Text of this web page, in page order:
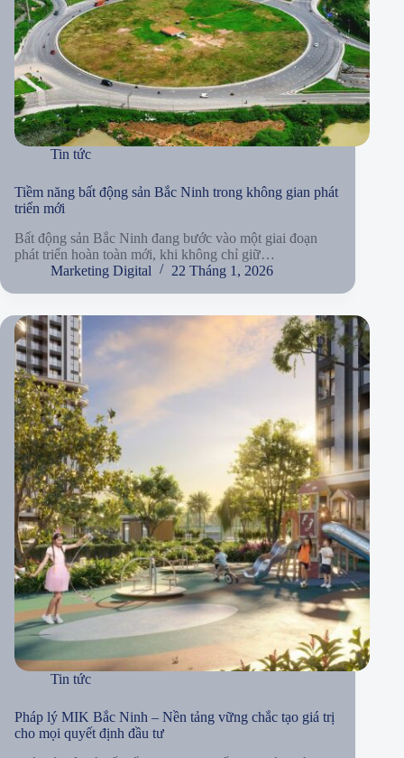
Tin tức
Tiềm năng bất động sản Bắc Ninh trong không gian phát
triển mới
Bất động sản Bắc Ninh đang bước vào một giai đoạn
phát triển hoàn toàn mới, khi không chỉ giữ…
Marketing Digital
22 Tháng 1, 2026
Tin tức
Pháp lý MIK Bắc Ninh – Nền tảng vững chắc tạo giá trị
cho mọi quyết định đầu tư